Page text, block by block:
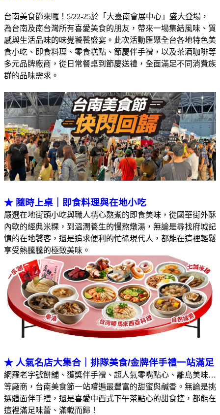
台南美食節來囉！5/22-25於「大臺南會展中心」盛大登場，
為台南及南台灣所有喜愛美食的朋友，帶來一場集結風味、質
感與生活品味的味覺饕餮盛宴。此次活動匯聚全台各地特色美
食小吃、即食料理、零食糕點、節慶伴手禮，以及茶酒咖啡等
多元品牌廠商，從日常餐桌到節慶送禮，全面滿足不同消費族
群的品味需求。
★ 隨時上桌｜即食料理與在地小吃
嚴選在地街頭小吃與職人精心熬煮的即食美味，從國華街外酥
內軟的經典米粿，到溫潤養生的慢熬燉湯，無論是尋找府城記
憶的在地饕客，還是追求便利的忙碌現代人，都能在這裡輕鬆
享受熱騰騰的極致美味 。
★ 人氣名店大集合｜排隊美食/金牌伴手禮一站滿足
網羅老字號餅舖、獲獎伴手禮、超人氣零嘴點心、離島美味…
等廠商，台南美食節一站嚐遍最豐富的甜蜜與鹹香。無論是挑
選體面伴手禮，還是喜愛中西式下午茶點心的甜食控，都能在
這裡滿足味蕾、滿載而歸！